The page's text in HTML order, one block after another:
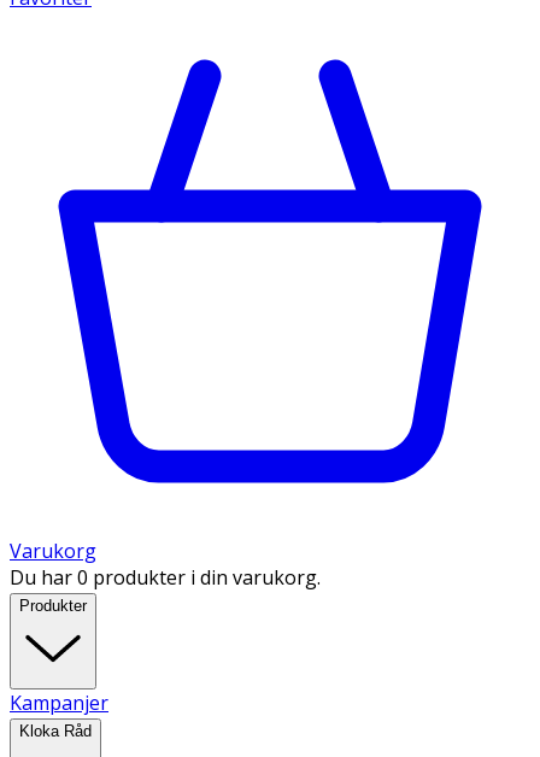
Varukorg
Du har 0 produkter i din varukorg.
Produkter
Kampanjer
Kloka Råd